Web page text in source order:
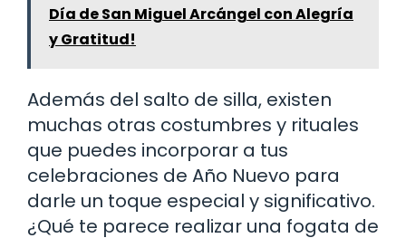
Día de San Miguel Arcángel con Alegría
y Gratitud!
Además del salto de silla, existen
muchas otras costumbres y rituales
que puedes incorporar a tus
celebraciones de Año Nuevo para
darle un toque especial y significativo.
¿Qué te parece realizar una fogata de